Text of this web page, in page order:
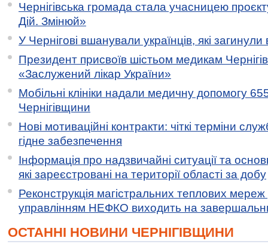
Чернігівська громада стала учасницею
Дій. Змінюй»
У Чернігові вшанували українців, які загинули
Президент присвоїв шістьом медикам
«Заслужений лікар України»
Мобільні клініки надали медичну допомогу
Чернігівщини
Нові мотиваційні контракти: чіткі терміни
гідне забезпечення
Інформація про надзвичайні ситуації та
які зареєстровані на території області за добу
Реконструкція магістральних теплових мереж
управлінням НЕФКО виходить на
ОСТАННІ НОВИНИ ЧЕРНІГІВЩИНИ